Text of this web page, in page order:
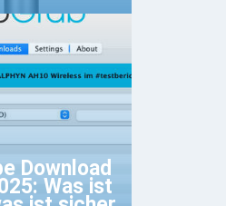
Download
Was ist